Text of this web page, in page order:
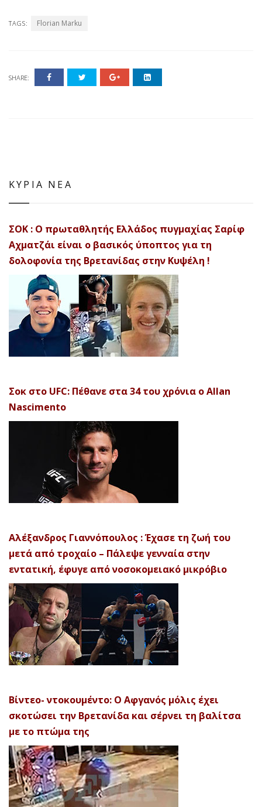
TAGS: Florian Marku
SHARE:
ΚΥΡΙΑ ΝΕΑ
ΣΟΚ : Ο πρωταθλητής Ελλάδος πυγμαχίας Σαρίφ
Αχματζάι είναι ο βασικός ύποπτος για τη
δολοφονία της Βρετανίδας στην Κυψέλη !
Σοκ στο UFC: Πέθανε στα 34 του χρόνια ο Allan
Nascimento
Αλέξανδρος Γιαννόπουλος : Έχασε τη ζωή του
μετά από τροχαίο – Πάλεψε γενναία στην
εντατική, έφυγε από νοσοκομειακό μικρόβιο
Βίντεο- ντοκουμέντο: Ο Αφγανός μόλις έχει
σκοτώσει την Βρετανίδα και σέρνει τη βαλίτσα
με το πτώμα της